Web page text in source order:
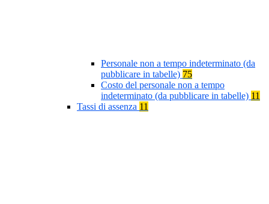
Personale non a tempo indeterminato (da
pubblicare in tabelle) 75
Costo del personale non a tempo
indeterminato (da pubblicare in tabelle) 11
Tassi di assenza 11